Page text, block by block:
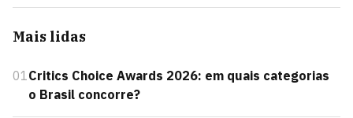
Mais lidas
01Critics Choice Awards 2026: em quais categorias
o Brasil concorre?